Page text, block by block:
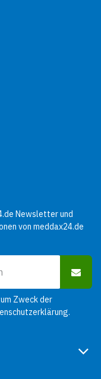
Newsletter und
von meddax24.de
Zweck der
.